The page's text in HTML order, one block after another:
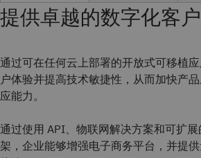
提供卓越的数字化客
通过可在任何云上部署的开放式可移植
户体验并提高技术敏捷性，从而加快产
应能力。
通过使用 API、物联网解决方案和可扩
架，企业能够增强电子商务平台，并提